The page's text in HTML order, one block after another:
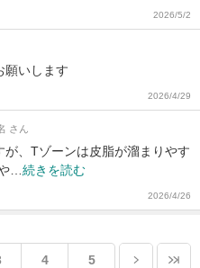
2026/5/2
願いします
2026/4/29
さん
、Tゾーンは皮脂が溜まりやす
… 続きを読む
2026/4/26
4 5